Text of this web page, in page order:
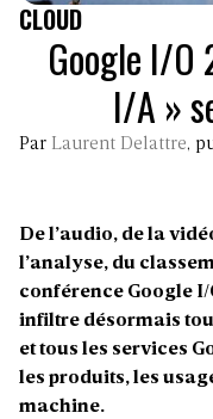
CLOUD
Google I/O
I/A »
Par Laurent Delattre,
De l’audio, de la
l’analyse, du
conférence Google I/
infiltre désormais
et tous les services
les produits, les
machine.